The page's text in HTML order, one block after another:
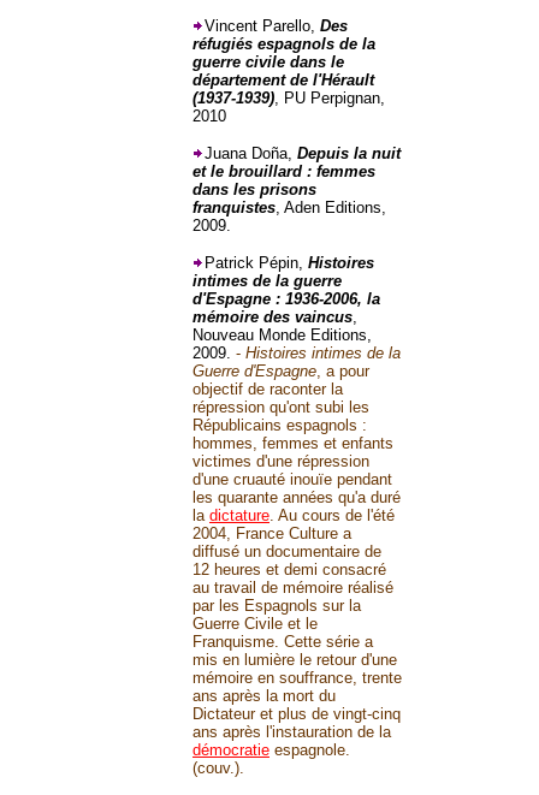
Vincent Parello, Des
réfugiés espagnols de la
guerre civile dans le
département de l'Hérault
(1937-1939), PU Perpignan,
2010
Juana Doña, Depuis la nuit
et le brouillard : femmes
dans les prisons
franquistes, Aden Editions,
2009.
Patrick Pépin, Histoires
intimes de la guerre
d'Espagne : 1936-2006, la
mémoire des vaincus,
Nouveau Monde Editions,
2009. - Histoires intimes de la
Guerre d'Espagne, a pour
objectif de raconter la
répression qu'ont subi les
Républicains espagnols :
hommes, femmes et enfants
victimes d'une répression
d'une cruauté inouïe pendant
les quarante années qu'a duré
la dictature. Au cours de l'été
2004, France Culture a
diffusé un documentaire de
12 heures et demi consacré
au travail de mémoire réalisé
par les Espagnols sur la
Guerre Civile et le
Franquisme. Cette série a
mis en lumière le retour d'une
mémoire en souffrance, trente
ans après la mort du
Dictateur et plus de vingt-cinq
ans après l'instauration de la
démocratie espagnole.
(couv.).